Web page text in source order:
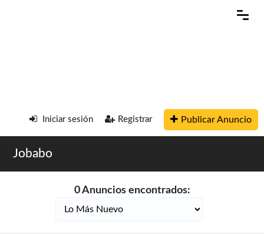
Iniciar sesión Registrar Publicar Anuncio
Jobabo
0 Anuncios encontrados: